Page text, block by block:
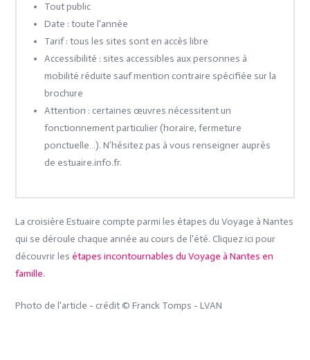
Tout public
Date : toute l'année
Tarif : tous les sites sont en accès libre
Accessibilité : sites accessibles aux personnes à
mobilité réduite sauf mention contraire spécifiée sur la
brochure
Attention : certaines œuvres nécessitent un
fonctionnement particulier (horaire, fermeture
ponctuelle…). N’hésitez pas à vous renseigner auprès
de estuaire.info.fr.
La croisière Estuaire compte parmi les étapes du Voyage à Nantes
qui se déroule chaque année au cours de l'été. Cliquez ici pour
découvrir les étapes incontournables du Voyage à Nantes en
famille.
Photo de l'article - crédit © Franck Tomps - LVAN